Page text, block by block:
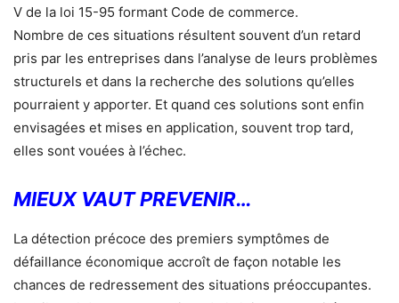
V de la loi 15-95 formant Code de commerce.
Nombre de ces situations résultent souvent d’un retard
pris par les entreprises dans l’analyse de leurs problèmes
structurels et dans la recherche des solutions qu’elles
pourraient y apporter. Et quand ces solutions sont enfin
envisagées et mises en application, souvent trop tard,
elles sont vouées à l’échec.
MIEUX VAUT PREVENIR…
La détection précoce des premiers symptômes de
défaillance économique accroît de façon notable les
chances de redressement des situations préoccupantes.